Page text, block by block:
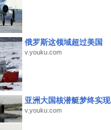
俄罗斯这领域超过美国
v.youku.com
亚洲大国核潜艇梦终实现
v.youku.com